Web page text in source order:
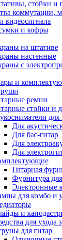
стойки и
коммутации,
видеосигнала
и кофры
на штативе
настенные
с
и
ремни
стойки и
для
Для
Для бас-гитар
Для
Для
Гитарная
Фурнитура
Электронные
для комбо и
и
для ухода
для гитар